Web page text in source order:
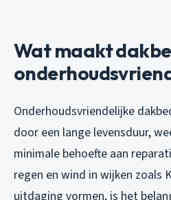
Wat maakt
Onderhoudsvriendelijke
door een lange levensduur,
minimale behoefte aan
regen en wind in wijken zoals
uitdaging vormen, is het